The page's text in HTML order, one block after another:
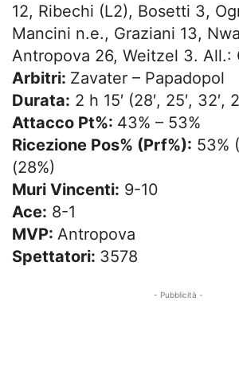
12, Ribechi (L2), Bosetti 3,
Mancini n.e., Graziani 13,
Antropova 26, Weitzel 3. All.:
Arbitri: Zavater – Papadopol
Durata: 2 h 15′ (28′, 25′, 32′,
Attacco Pt%: 43% – 53%
Ricezione Pos% (Prf%): 53%
(28%)
Muri Vincenti: 9-10
Ace: 8-1
MVP: Antropova
Spettatori: 3578
- Pubblicità -